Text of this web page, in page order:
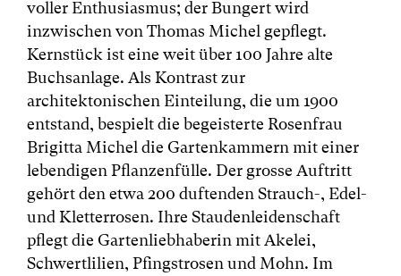
voller Enthusiasmus; der Bungert wird
inzwischen von Thomas Michel gepflegt.
Kernstück ist eine weit über 100 Jahre alte
Buchsanlage. Als Kontrast zur
architektonischen Einteilung, die um 1900
entstand, bespielt die begeisterte Rosenfrau
Brigitta Michel die Gartenkammern mit einer
lebendigen Pflanzenfülle. Der grosse Auftritt
gehört den etwa 200 duftenden Strauch-, Edel-
und Kletterrosen. Ihre Staudenleidenschaft
pflegt die Gartenliebhaberin mit Akelei,
Schwertlilien, Pfingstrosen und Mohn. Im